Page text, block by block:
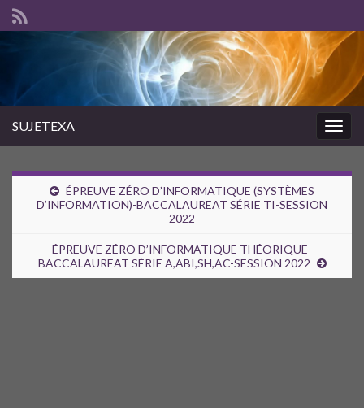
SUJETEXA
ÉPREUVE ZÉRO D’INFORMATIQUE (SYSTÈMES
D’INFORMATION)-BACCALAUREAT SÉRIE TI-SESSION
2022
ÉPREUVE ZÉRO D’INFORMATIQUE THÉORIQUE-
BACCALAUREAT SÉRIE A,ABI,SH,AC-SESSION 2022